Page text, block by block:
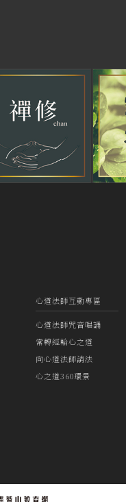
心道法師互動專區
心道法師咒音唱誦
常轉經輪心之道
向心道法師請法
心之道360環景